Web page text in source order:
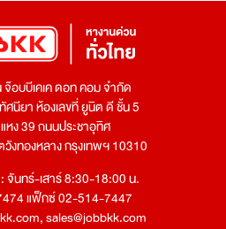
อบบีเคเค ดอท คอม จำกัด
ศนียา ห้องเลขที่ ยูนิต ดี ชั้น 5
หง 39 ถนนประชาอุทิศ
วังทองหลาง กรุงเทพฯ 10310
จันทร์-เสาร์ 8:30-18:00 น.
แฟ็กซ์ 02-514-7447
,sales@jobbkk.com